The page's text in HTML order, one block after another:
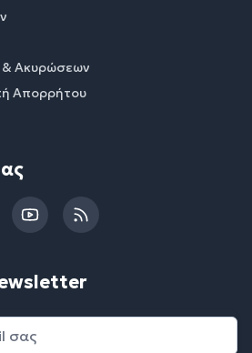
& Ακυρώσεων
Απορρήτου
YouTubeRSS